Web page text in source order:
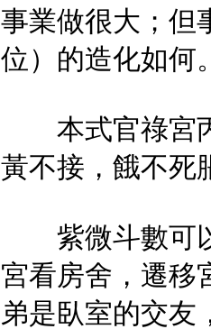
事業做很大；但
位）的造化如何
本式官祿宮丙
黃不接，餓不死
紫微斗數可以
宮看房舍，遷移
弟是臥室的交友